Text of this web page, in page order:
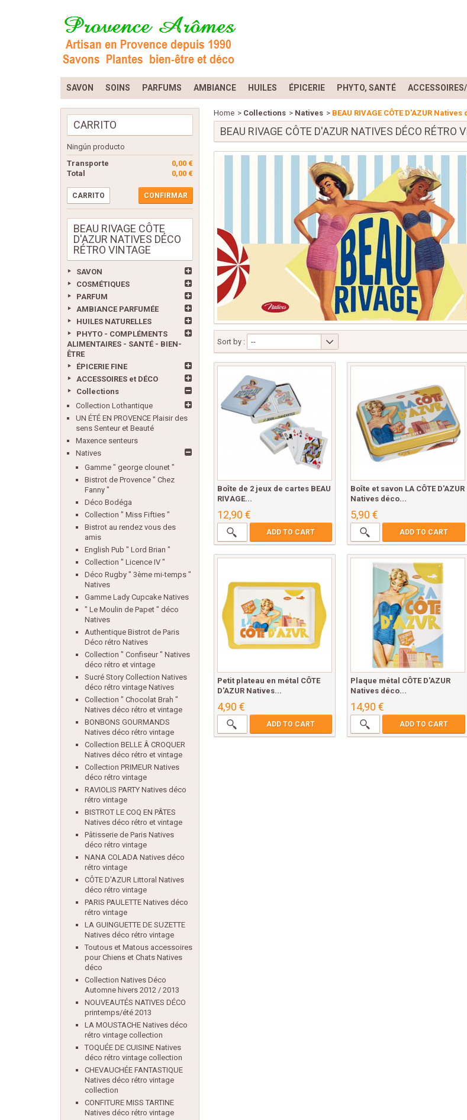
SAVON SOINS PARFUMS AMBIANCE HUILES ÉPICERIE PHYTO, SANTÉ
CARRITO
Ningún producto
0,00 €
Transporte
0,00 €
Total
CARRITO CONFIRMAR
BEAU RIVAGE CÔTE
D'AZUR NATIVES DÉCO
RÉTRO VINTAGE
SAVON
COSMÉTIQUES
PARFUM
AMBIANCE PARFUMÉE
HUILES NATURELLES
PHYTO - COMPLÉMENTS
ALIMENTAIRES - SANTÉ - BIEN-
ÊTRE
ÉPICERIE FINE
ACCESSOIRES et DÉCO
Collections
Collection Lothantique
UN ÉTÉ EN PROVENCE Plaisir des
sens Senteur et Beauté
Maxence senteurs
Natives
Gamme " george clounet "
Bistrot de Provence " Chez
Fanny "
Déco Bodéga
Collection " Miss Fifties "
Bistrot au rendez vous des
amis
English Pub " Lord Brian "
Collection " Licence IV "
Déco Rugby " 3ème mi-temps "
Natives
Gamme Lady Cupcake Natives
" Le Moulin de Papet " déco
Natives
Authentique Bistrot de Paris
Déco rétro Natives
Collection " Confiseur " Natives
déco rétro et vintage
Sucré Story Collection Natives
déco rétro vintage Natives
Collection " Chocolat Brah "
Natives déco rétro et vintage
BONBONS GOURMANDS
Natives déco rétro vintage
Collection BELLE Â CROQUER
Natives déco rétro et vintage
Collection PRIMEUR Natives
déco rétro vintage
RAVIOLIS PARTY Natives déco
rétro vintage
BISTROT LE COQ EN PÂTES
Natives déco rétro et vintage
Pâtisserie de Paris Natives
déco rétro vintage
NANA COLADA Natives déco
rétro vintage
CÔTE D'AZUR Littoral Natives
déco rétro vintage
PARIS PAULETTE Natives déco
rétro vintage
LA GUINGUETTE DE SUZETTE
Natives déco rétro vintage
Toutous et Matous accessoires
pour Chiens et Chats Natives
déco
Collection Natives Déco
Automne hivers 2012 / 2013
NOUVEAUTÉS NATIVES DÉCO
printemps/été 2013
LA MOUSTACHE Natives déco
rétro vintage collection
TOQUÉE DE CUISINE Natives
déco rétro vintage collection
CHEVAUCHÉE FANTASTIQUE
Natives déco rétro vintage
collection
CONFITURE MISS TARTINE
Natives déco rétro vintage
Home > Collections > Natives > BEAU RIVAGE CÔTE D'AZUR
BEAU RIVAGE CÔTE D'AZUR NATIVES DÉCO RÉTRO
Sort by : --
Boîte de 2 jeux de cartes BEAU
RIVAGE...
12,90 €
ADD TO CART
Boîte et savon LA CÔTE D'AZUR
Natives déco...
5,90 €
ADD TO CART
Petit plateau en métal CÔTE
D'AZUR Natives...
4,90 €
ADD TO CART
Plaque métal CÔTE D'AZUR
Natives déco...
14,90 €
ADD TO CART